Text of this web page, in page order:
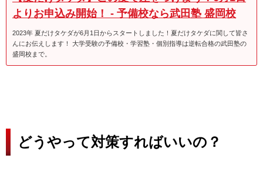
よりお申込み開始！ - 予備校なら武田塾 盛岡校
2023年 夏だけタケダが6月1日からスタートしました！夏だけタケダに関して皆さ
んにお伝えします！ 大学受験の予備校・学習塾・個別指導は逆転合格の武田塾の
盛岡校まで。
どうやって対策すればいいの？